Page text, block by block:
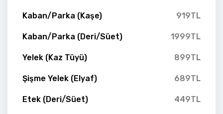
Kaban/Parka (Kaşe) 919TL
Kaban/Parka (Deri/Süet) 1999TL
Yelek (Kaz Tüyü) 899TL
Şişme Yelek (Elyaf) 689TL
Etek (Deri/Süet) 449TL